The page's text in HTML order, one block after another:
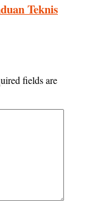
Teknis
fields are